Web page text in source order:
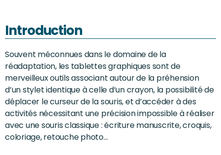
Introduction
Souvent méconnues dans le domaine de la
réadaptation, les tablettes graphiques sont de
merveilleux outils associant autour de la préhension
d’un stylet identique à celle d’un crayon, la possibilité de
déplacer le curseur de la souris, et d’accéder à des
activités nécessitant une précision impossible à réaliser
avec une souris classique : écriture manuscrite, croquis,
coloriage, retouche photo…